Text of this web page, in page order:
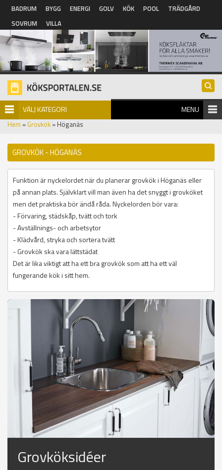
Hoppa till huvudinnehåll
BADRUM BYGG ENERGI GOLV KÖK POOL
TRÄDGÅRD
SOVRUM
VILLA
VÄLJ KATEGORI MENU
Hem » Grovkök » Höganäs
GROVKÖK - HÖGANÄS
Funktion är nyckelordet när du planerar grovkök i Höganäs eller
på annan plats. Självklart vill man även ha det snyggt i grovköket
men det praktiska bör ändå råda. Nyckelorden bör vara:
- Förvaring, städskåp, tvätt och tork
- Avställnings- och arbetsytor
- Klädvård, stryka och sortera tvätt
- Grovkök ska vara lättstädat
Det är lika viktigt att ha ett bra grovkök som att ha ett väl
fungerande kök i sitt hem.
Grovköksidéer